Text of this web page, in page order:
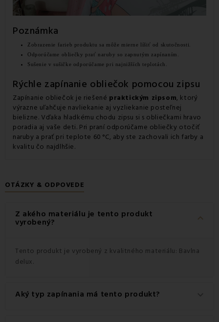
Poznámka
Zobrazenie farieb produktu sa môže mierne líšiť od skutočnosti.
Odporúčame obliečky prať naruby so zapnutým zapínaním.
Sušenie v sušičke odporúčame pri najnižších teplotách.
Rýchle zapínanie obliečok pomocou zipsu
Zapínanie obliečok je riešené praktickým zipsom, ktorý
výrazne uľahčuje navliekanie aj vyzliekanie posteľnej
bielizne. Vďaka hladkému chodu zipsu si s obliečkami hravo
poradia aj vaše deti. Pri praní odporúčame obliečky otočiť
naruby a prať pri teplote 60 °C, aby ste zachovali ich farby a
kvalitu čo najdlhšie.
OTÁZKY & ODPOVEDE
Z akého materiálu je tento produkt
vyrobený? keyboard_arrow_down
Tento produkt je vyrobený z kvalitného materiálu: Bavlna
delux.
Aký typ zapínania má tento produkt?